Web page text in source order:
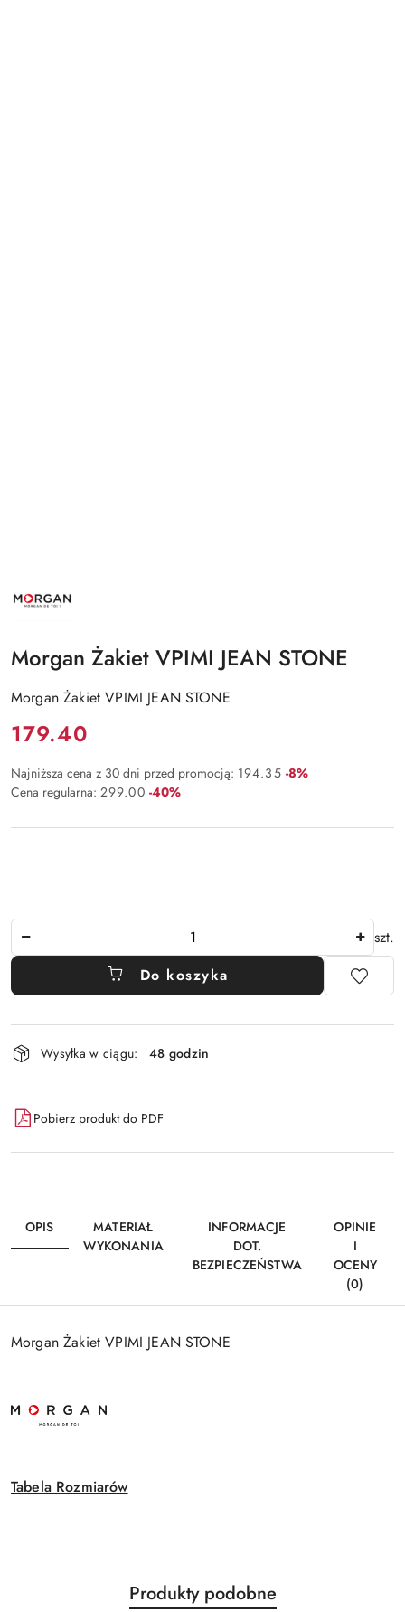
PRODUCENTA:
MORGAN
Morgan Żakiet VPIMI JEAN STONE
Morgan Żakiet VPIMI JEAN STONE
Cena:
179.40
Najniższa cena z 30 dni przed promocją: 194.35 Rabat:
-8%
Cena regularna: 299.00 Rabat:
-40%
szt.
Do koszyka
Dostępność
i
dostawa
Wysyłka w ciągu: 48 godzin
Pobierz produkt do PDF
OPIS
MATERIAŁ
WYKONANIA
INFORMACJE
DOT.
BEZPIECZEŃSTWA
OPINIE
I
OCENY
(0)
Morgan Żakiet VPIMI JEAN STONE
Tabela Rozmiarów
Pomiń karuzelę produktów
Produkty
Produkty podobne